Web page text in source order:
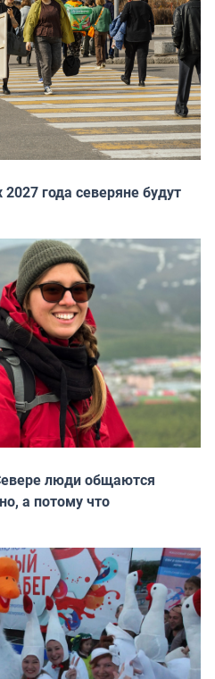
года северяне будут
люди общаются
а потому что